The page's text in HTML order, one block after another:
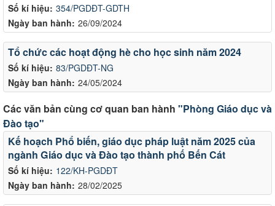
Số kí hiệu: 354/PGDĐT-GDTH
Ngày ban hành: 26/09/2024
Số kí hiệu: 83/PGDĐT-NG
Ngày ban hành: 24/05/2024
Tổ chức các hoạt động hè cho học sinh năm 2024
Các văn bản cùng cơ quan ban hành "Phòng Giáo dục và
Đào tạo"
Số kí hiệu: 122/KH-PGDĐT
Ngày ban hành: 28/02/2025
Kế hoạch Phổ biến, giáo dục pháp luật năm 2025 của
ngành Giáo dục và Đào tạo thành phố Bến Cát